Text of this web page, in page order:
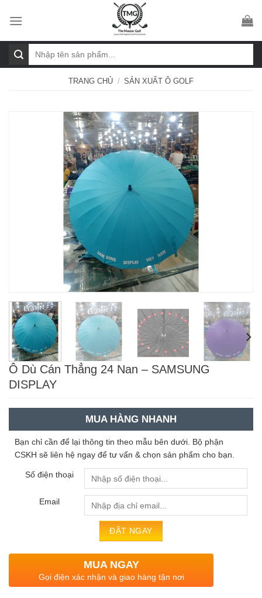
kiếm:
TRANG CHỦ / SẢN XUẤT Ô GOLF
Ô Dù Cán Thẳng 24 Nan – SAMSUNG
DISPLAY
MUA HÀNG NHANH
Bạn chỉ cần để lại thông tin theo mẫu bên dưới. Bộ phận
CSKH sẽ liên hệ ngay để tư vấn & chọn sản phẩm cho bạn.
Số điện thoại
Email
MUA NGAY
Gọi điện xác nhận và giao hàng tận nơi